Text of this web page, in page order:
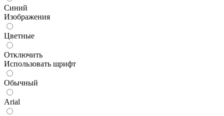
Синий
Изображения
Цветные
Отключить
Использовать шрифт
Обычный
Arial